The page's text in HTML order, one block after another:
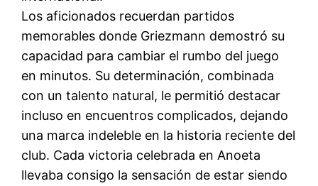
Los aficionados recuerdan partidos
memorables donde Griezmann demostró su
capacidad para cambiar el rumbo del juego
en minutos. Su determinación, combinada
con un talento natural, le permitió destacar
incluso en encuentros complicados, dejando
una marca indeleble en la historia reciente del
club. Cada victoria celebrada en Anoeta
llevaba consigo la sensación de estar siendo